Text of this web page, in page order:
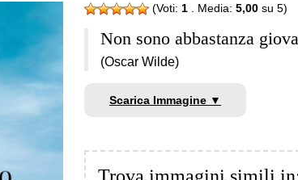
(Voti: 1 . Media: 5,00 su 5)
Non sono abbastanza
(Oscar Wilde)
Scarica Immagine ▼